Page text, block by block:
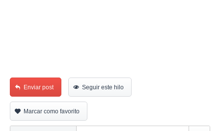
Enviar post Seguir este hilo
Marcar como favorito